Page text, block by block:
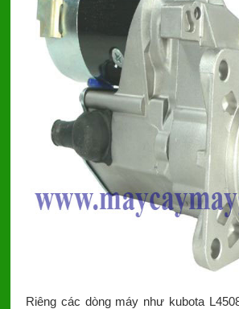
Riêng các dòng máy như kubota